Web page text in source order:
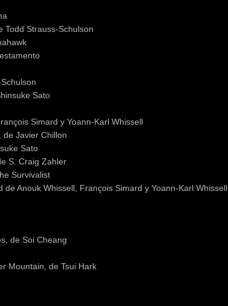
Todd Strauss-Schulson
Sato
Simard y Yoann-Karl Whissell
de Javier Chillon
Sato
S. Craig Zahler
Survivalist
Anouk Whissell, François Simard y Yoann-Karl Whissell
de Soi Cheang
Mountain, de Tsui Hark